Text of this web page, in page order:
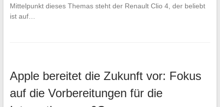
Mittelpunkt dieses Themas steht der Renault Clio 4, der beliebt
ist auf…
Apple bereitet die Zukunft vor: Fokus
auf die Vorbereitungen für die